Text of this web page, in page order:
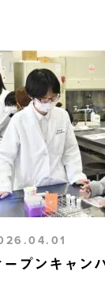
ープンキャン